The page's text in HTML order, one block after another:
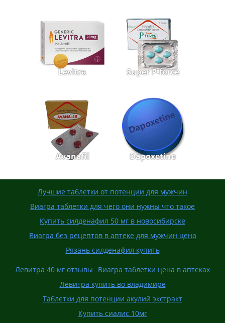
Levitra Super P-force
Avanafil Dapoxetine
Лучшие таблетки от потенции для мужчин
Виагра таблетки для чего они нужны что такое
Купить силденафил 50 мг в новосибирске
Виагра без рецептов в аптеке для мужчин цена
Рязань силденафил купить
Левитра 40 мг отзывы
Виагра таблетки цена в аптеках
Левитра купить во владимире
Таблетки для потенции акулий экстракт
Купить сиалис 10мг